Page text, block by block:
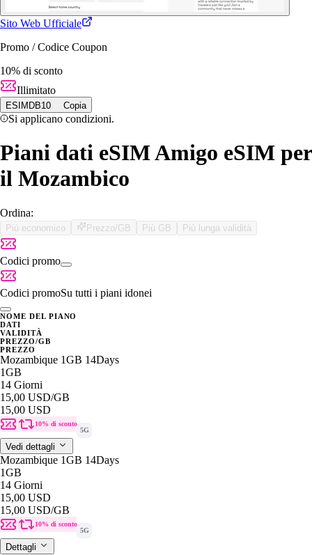
Sito Web Ufficiale
Promo / Codice Coupon
10% di sconto
Illimitato
ESIMDB10 Copia
Si applicano condizioni.
Piani dati eSIM Amigo eSIM per
il Mozambico
Ordina:
Più economico Prezzo/GB Più GB Più lunga validità
Codici promo
Codici promoSu tutti i piani idonei
NOME DEL PIANO
DATI
VALIDITÀ
PREZZO/GB
PREZZO
Mozambique 1GB 14Days
1GB
14 Giorni
15,00 USD/GB
15,00 USD
10% di sconto
5G
Vedi dettagli
Mozambique 1GB 14Days
1GB
14 Giorni
15,00 USD
15,00 USD/GB
10% di sconto
5G
Dettagli